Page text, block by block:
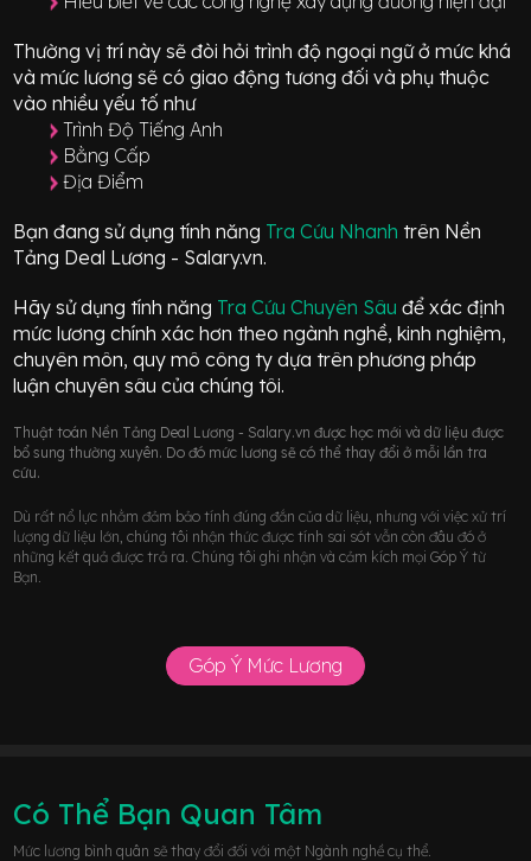
Thường vị trí này sẽ đòi hỏi trình độ ngoại ngữ ở mứckhá
và mức lương sẽ có giao động tương đối và phụ thuộc
vào nhiều yếu tố như
Trình Độ Tiếng Anh
Bằng Cấp
Địa Điểm
Bạn đang sử dụng tính năng Tra Cứu Nhanh trên Nền
Tảng Deal Lương - Salary.vn.
Hãy sử dụng tính năng Tra Cứu Chuyên Sâuđể xác định
mức lương chính xác hơn theo ngành nghề, kinh nghiệm,
chuyên môn, quy mô công ty dựa trên phương pháp
luận chuyên sâu của chúng tôi.
Thuật toán Nền Tảng Deal Lương - Salary.vn được học mới và dữ liệu được
bổ sung thường xuyên. Do đó mức lương sẽ có thể thay đổi ở mỗi lần tra
cứu.
Dù rất nổ lực nhằm đảm bảo tính đúng đắn của dữ liệu, nhưng với việc xử trí
lượng dữ liệu lớn, chúng tôi nhận thức được tính sai sót vẫn còn đâu đó ở
những kết quả được trả ra. Chúng tôi ghi nhận và cảm kích mọi Góp Ý từ
Bạn.
Góp Ý Mức Lương
Có Thể Bạn Quan Tâm
Mức lương bình quân sẽ thay đổi đối với một Ngành nghề cụ thể.